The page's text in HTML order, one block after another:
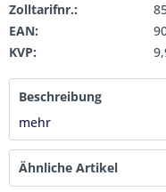
Zolltarifnr.:
EAN:
KVP:
Beschreibung
mehr
Ähnliche Artikel